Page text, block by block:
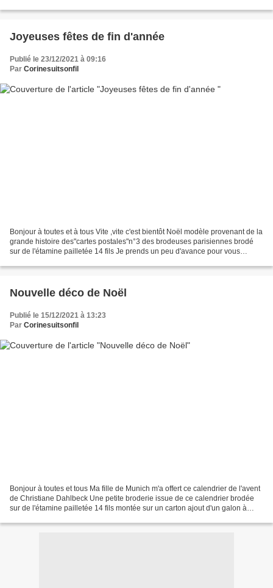
Joyeuses fêtes de fin d'année
Publié le 23/12/2021 à 09:16
Par Corinesuitsonfil
Bonjour à toutes et à tous Vite ,vite c'est bientôt Noël modèle provenant de la
grande histoire des"cartes postales"n°3 des brodeuses parisiennes brodé
sur de l'étamine pailletée 14 fils Je prends un peu d'avance pour vous
Nouvelle déco de Noël
Publié le 15/12/2021 à 13:23
Par Corinesuitsonfil
Bonjour à toutes et tous Ma fille de Munich m'a offert ce calendrier de l'avent
de Christiane Dahlbeck Une petite broderie issue de ce calendrier brodée
sur de l'étamine pailletée 14 fils montée sur un carton ajout d'un galon à